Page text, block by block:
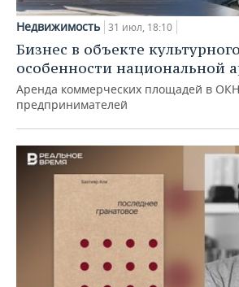
Недвижимость 31 июл, 18:10
Бизнес в объекте
особенности национальной
Аренда коммерческих площадей в ОКН
предпринимателей